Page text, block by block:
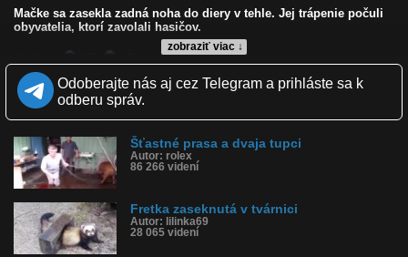
zobraziť viac ↓
Mačke sa zasekla zadná noha do diery v tehle. Jej trápenie počuli
obyvatelia, ktorí zavolali hasičov.
Zverejnené: 20.4.2019 12:29
Páči sa: 89% (38 hlasov)
Obľúbené: 2
Komentárov: 22
Kategória: zvieratká
Tagy: sekera, noha, sloboda, vďaka, hasiči, požiarnik
História sledovanosti videa:
Odoberajte nás aj cez Telegram a prihláste sa k
odberu správ.
Šťastné prasa a dvaja tupci
Autor: rolex
86 266 videní
Fretka zaseknutá v tvárnici
Autor: lilinka69
28 065 videní